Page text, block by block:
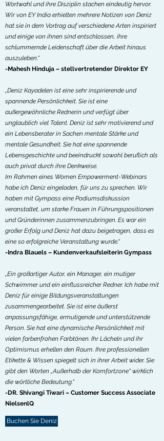
Wortwahl und ihre Disziplin stachen eindeutig hervor.
Wir von EY India erhielten mehrere Notizen von Deniz
hat sie in dem Vortrag auf verschiedene Arten inspiriert
und einige von ihnen sind entschlossen, ihre
schlummernde Leidenschaft über die Arbeit hinaus
auszuleben.“
-Mahesh Hinduja – stellvertretender Direktor EY
„Deniz Kayadelen ist eine sehr inspirierende und
spannende Persönlichkeit. Sie ist eine
außergewöhnliche Rednerin und verfügt über
unglaublich viel Talent. Deniz ist sehr motivierend und
ein Lebensberater in Sachen mentale Stärke und
mentale Gesundheit. Sie hat eine spannende
Lebensgeschichte und beeindruckt sowohl beruflich als
auch privat durch ihre Denkweise.
Im Rahmen eines Women Empowerment-Webinars
habe ich Deniz eingeladen, für uns zu sprechen. Wir
haben mit Gympass eine Podiumsdiskussion
veranstaltet, um starke Frauen in Führungspositionen
und Gründerinnen zusammenzubringen. Es war ein
großer Erfolg und Deniz hat dazu beigetragen, dass es
eine so erfolgreiche Veranstaltung wurde.“
-Indra Blauels – Kundenverkaufsleiterin Gympass
„Ein großartiger Autor, ein Manager, ein mutiger
Schwimmer und ein einflussreicher Redner. Ich habe mit
Deniz für einige Bildungsveranstaltungen
zusammengearbeitet. Sie ist eine äußerst
anpassungsfähige, ermutigende und unterstützende
Person. Sie hat eine dynamische Persönlichkeit mit
vielen farbenfrohen Farbtönen. Ihr Lächeln und ihr
Optimismus erhellen den Raum. Ihre professionellen
Etikette & Wissen spiegelt sich in ihrer Arbeit wider. Sie
gibt den Worten „Außerhalb der Komfortzone“ wirklich
die wörtliche Bedeutung.“
-DR. Shivangi Tiwari – Customer Success Associate
NielsenlQ
Buchen Sie Deniz